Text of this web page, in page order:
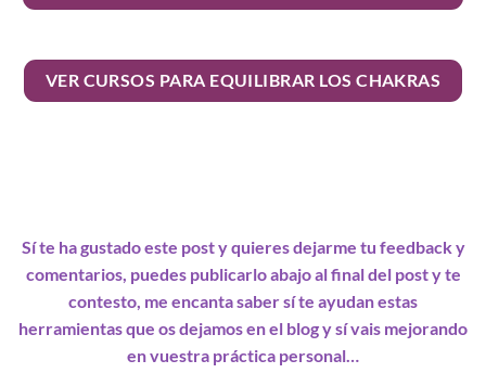
VER CURSOS PARA EQUILIBRAR LOS CHAKRAS
Sí te ha gustado este post y quieres dejarme tu feedback y
comentarios, puedes publicarlo abajo al final del post y te
contesto, me encanta saber sí te ayudan estas
herramientas que os dejamos en el blog y sí vais mejorando
en vuestra práctica personal…